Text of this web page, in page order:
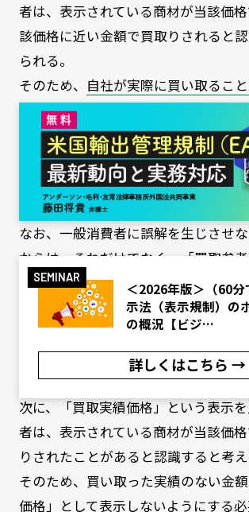
者は、表示されている商材が当該価
該価格に近い金額で買取りされると
られる。
そのため、 自社が実際に買い取るこ
合の金額（過去の買取実績や、直近
場の相場を踏まえた金額）を大きく
「買取参考価格」として表示し、表
を当該価格よりも著しく低い価格で
は、有利誤認表示となる可能性がある
なお、一般消費者に誤解を生じさせ
からは、それだけでなく、「買取参
についてわかりやすく具体的に示す
（たとえば、未使用の状態で買い取
買取価格や、標準的な状態で買い取る
な買取価格）。
次に、「買取実績価格」という表示
者は、表示されている商材が当該価
りされたことがあると認識すると考え
そのため、買い取った実績のない金
価格」として表示しないようにする必
SEMINAR
＜2026年版＞（60
示法（表示規制）の
の概況【ビジ…
詳しくはこちら →